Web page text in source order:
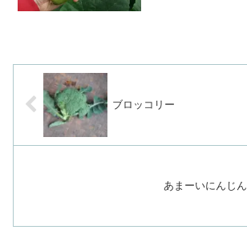
ブロッコリー
あまーいにんじん